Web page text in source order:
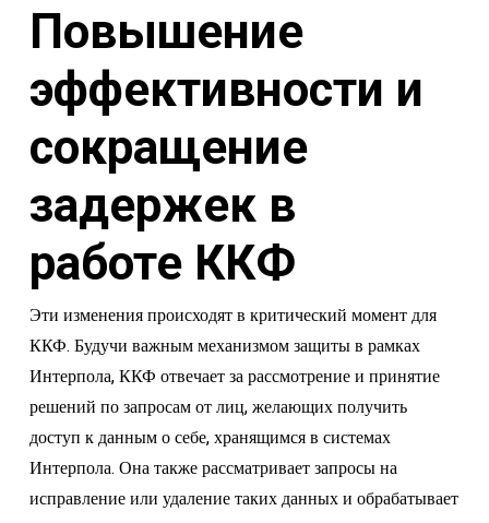
Повышение
эффективности и
сокращение
задержек в
работе ККФ
Эти изменения происходят в критический момент для
ККФ. Будучи важным механизмом защиты в рамках
Интерпола, ККФ отвечает за рассмотрение и принятие
решений по запросам от лиц, желающих получить
доступ к данным о себе, хранящимся в системах
Интерпола. Она также рассматривает запросы на
исправление или удаление таких данных и обрабатывает